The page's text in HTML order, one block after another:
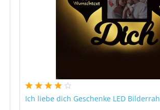
Ich liebe dich Geschenke LED